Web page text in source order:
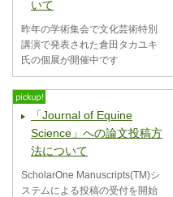
いて
昨年の学術集会で文化芸術特別
講演で発表された倉田タカユキ
氏の個展が開催中です
「Journal of Equine
Science」への論文投稿方
法について
ScholarOne Manuscripts(TM)シ
ステムによる投稿の受付を開始